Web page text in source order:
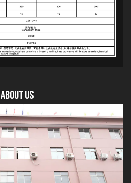
About US